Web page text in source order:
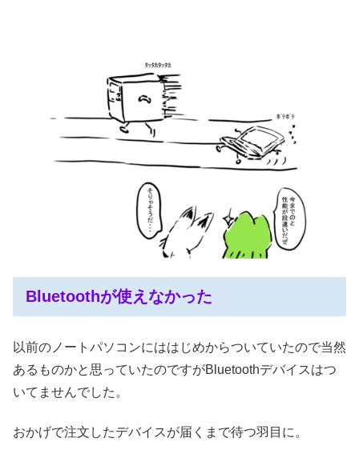
Bluetoothが使えなかった
以前のノートパソコンにははじめからついていたので当然
あるものかと思っていたのですがBluetoothデバイスはつ
いてませんでした。
おかげで注文したデバイスが届くまで待つ羽目に。